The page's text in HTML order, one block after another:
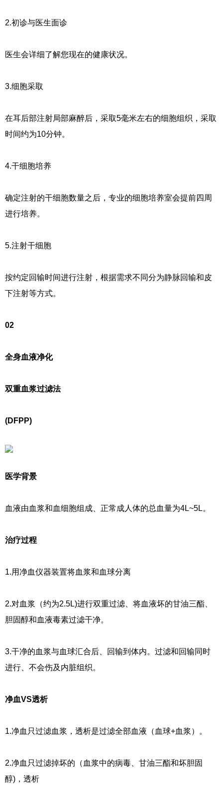
2.初诊与医生面诊
医生会详细了解您现在的健康状况。
3.细胞采取
在耳后部注射局部麻醉后，采取5毫米左右的细胞组织，采取
时间约为10分钟。
4.干细胞培养
确定注射的干细胞数量之后，专业的细胞培养室会提前四周
进行培养。
5.注射干细胞
按约定回输时间进行注射，根据需求不同分为静脉回输和皮
下注射等方式。
02
全身血液净化
双重血浆过滤法
(DFPP)
医学背景
血液由血浆和血细胞组成、正常成人体的总血量为4L~5L。
治疗过程
1.用净血仪器装置将血浆和血球分离
2.对血浆（约为2.5L)进行双重过滤、将血液坏的甘油三酯、
胆固醇和血液毒素过滤干净。
3.干净的血浆与血球汇合后、回输到体内。过滤和回输同时
进行、不会伤及内脏组织。
净血VS透析
1.净血只过滤血浆，透析是过滤全部血液（血球+血浆）。
2.净血只过滤掉坏的（血浆中的病毒、甘油三酯和坏胆固
醇)，透析